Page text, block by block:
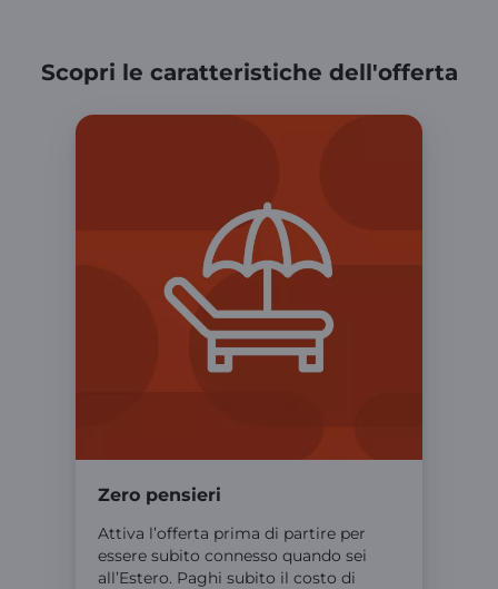
Scopri le caratteristiche dell'offerta
Zero pensieri
Attiva l’offerta prima di partire per
essere subito connesso quando sei
all’Estero. Paghi subito il costo di